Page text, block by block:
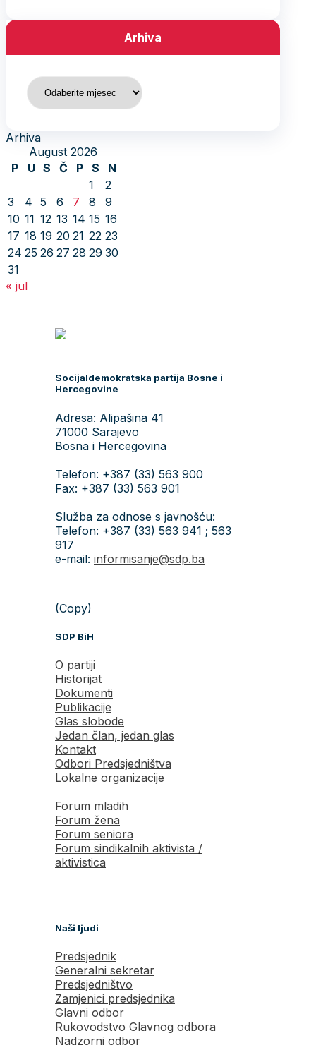
Arhiva
Arhiva
Arhiva
August 2026
P
U S Č P S
N
1
2
3
4 5 6 7 8
9
10 11 12 13 14 15 16
17 18 19 20 21 22 23
24 25 26 27 28 29 30
31
« jul
Socijaldemokratska partija Bosne i
Hercegovine
Adresa: Alipašina 41
71000 Sarajevo
Bosna i Hercegovina
Telefon: +387 (33) 563 900
Fax: +387 (33) 563 901
Služba za odnose s javnošću:
Telefon: +387 (33) 563 941 ; 563
917
e-mail: informisanje@sdp.ba
(Copy)
SDP BiH
O partiji
Historijat
Dokumenti
Publikacije
Glas slobode
Jedan član, jedan glas
Kontakt
Odbori Predsjedništva
Lokalne organizacije
Forum mladih
Forum žena
Forum seniora
Forum sindikalnih aktivista /
aktivistica
Naši ljudi
Predsjednik
Generalni sekretar
Predsjedništvo
Zamjenici predsjednika
Glavni odbor
Rukovodstvo Glavnog odbora
Nadzorni odbor